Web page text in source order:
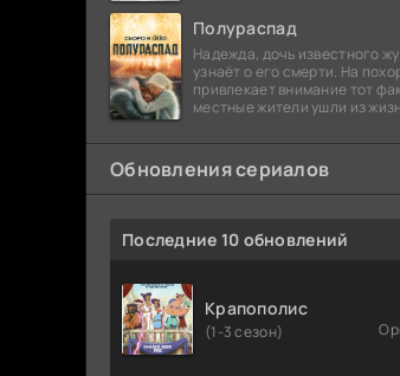
победу еще сорок
Полураспад
Надежда, дочь известного
узнаёт о его смерти. На
привлекает внимание тот
местные жители ушли из
бомбы
Обновления сериалов
Последние 10 обновлений
Крапополис
(1-3 сезон)